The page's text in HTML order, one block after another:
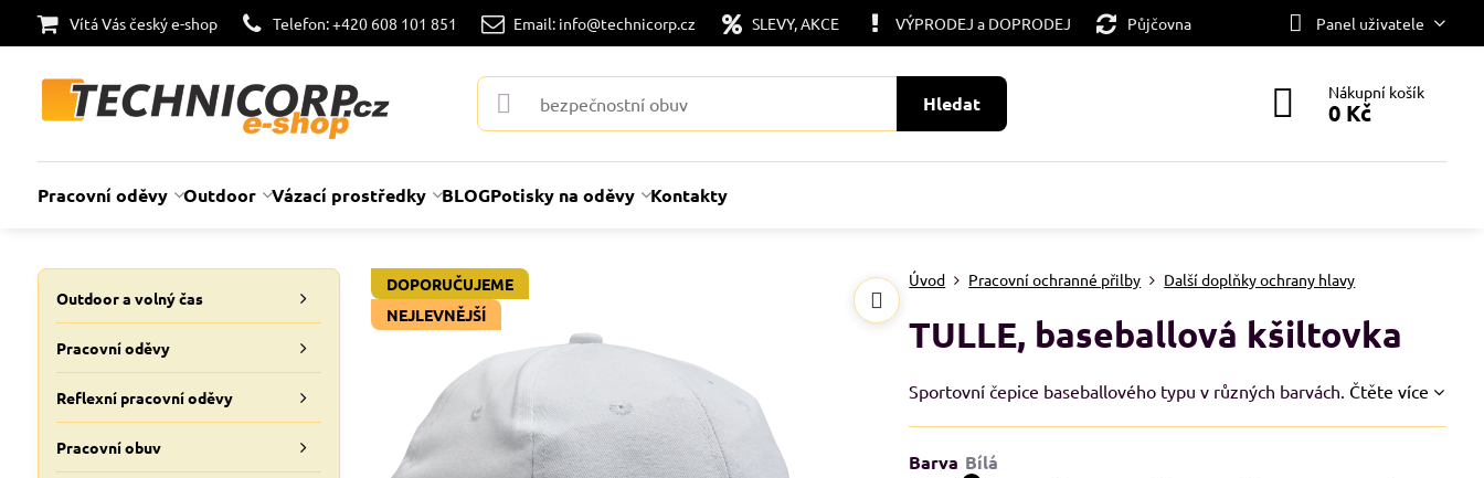
Vítá Vás český e-shop Telefon: +420 608 101 851 Email: info@technicorp.cz SLEVY, AKCE VÝPRODEJ a DOPRODEJ Půjčovna Panel uživatele
Hledat Nákupní košík
0 Kč
Pracovní oděvy Outdoor Vázací prostředky BLOGPotisky na oděvy Kontakty
DOPORUČUJEME
NEJLEVNĚJŠÍ
Úvod Pracovní ochranné přilby Další doplňky ochrany hlavy
TULLE, baseballová kšiltovka
Sportovní čepice baseballového typu v různých barvách. Čtěte více
Barva
Outdoor a volný čas
Pracovní oděvy
Reflexní pracovní oděvy
Pracovní obuv